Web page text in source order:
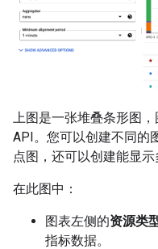
上图是一张堆叠条形图
API。您可以创建不同的
点图，还可以创建能显示
在此图中：
图表左侧的资源类
指标数据。